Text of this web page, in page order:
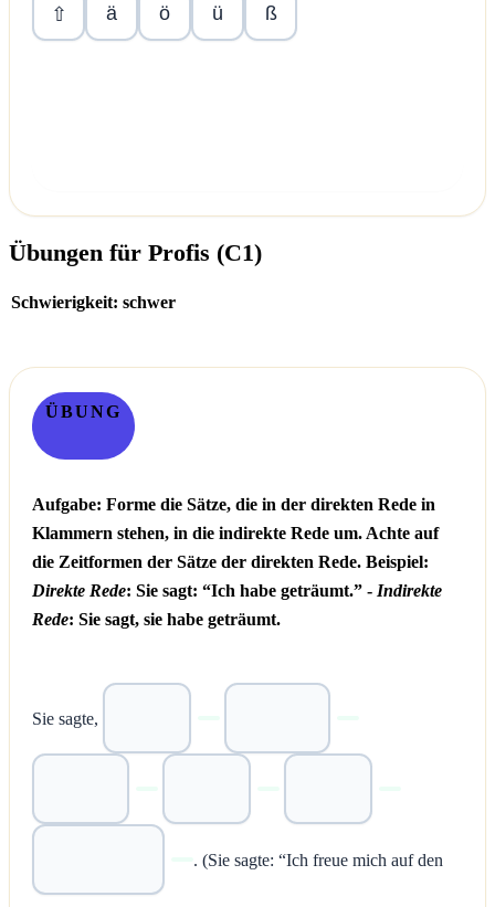
⇧ ä ö ü ß
Übungen für Profis (C1)
Schwierigkeit: schwer
ÜBUNG
Aufgabe: Forme die Sätze, die in der direkten Rede in
Klammern stehen, in die indirekte Rede um. Achte auf
die Zeitformen der Sätze der direkten Rede. Beispiel:
Direkte Rede: Sie sagt: “Ich habe geträumt.” - Indirekte
Rede: Sie sagt, sie habe geträumt.
Sie sagte,
. (Sie sagte: “Ich freue mich auf den